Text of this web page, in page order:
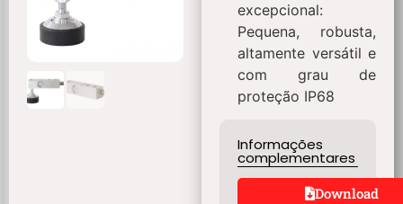
excepcional:
Pequena, robusta,
altamente versátil e
com grau de
proteção IP68
Informações
complementares
Download